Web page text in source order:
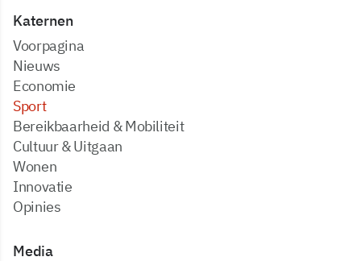
Katernen
Voorpagina
Nieuws
Economie
Sport
Bereikbaarheid & Mobiliteit
Cultuur & Uitgaan
Wonen
Innovatie
Opinies
Media